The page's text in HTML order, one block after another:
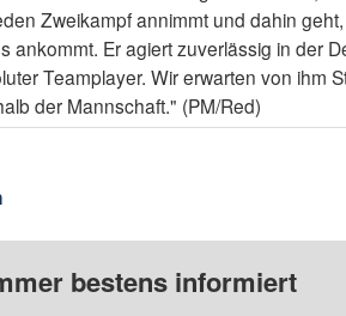
Zweikampf annimmt und dahin
ankommt. Er agiert zuverlässig in der
Teamplayer. Wir erwarten von ihm
der Mannschaft." (PM/Red)
bestens informiert